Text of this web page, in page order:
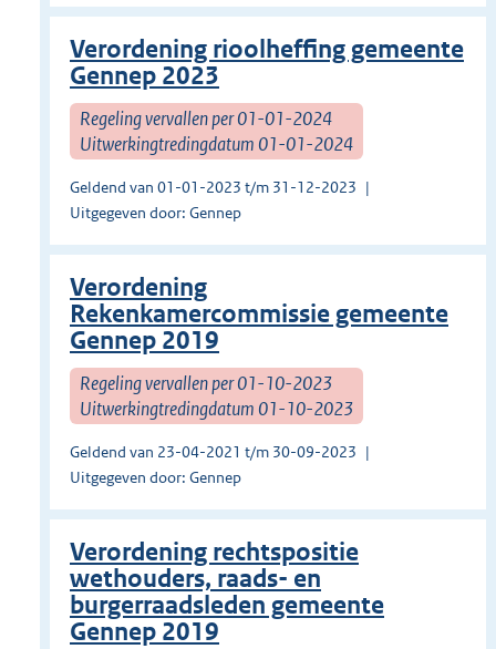
Verordening rioolheffing gemeente
Gennep 2023
Regeling vervallen per 01-01-2024
Uitwerkingtredingdatum 01-01-2024
Geldend van 01-01-2023 t/m 31-12-2023
Uitgegeven door: Gennep
Verordening
Rekenkamercommissie gemeente
Gennep 2019
Regeling vervallen per 01-10-2023
Uitwerkingtredingdatum 01-10-2023
Geldend van 23-04-2021 t/m 30-09-2023
Uitgegeven door: Gennep
Verordening rechtspositie
wethouders, raads- en
burgerraadsleden gemeente
Gennep 2019